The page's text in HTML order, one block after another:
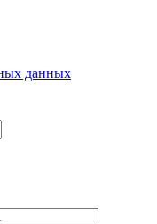
данных